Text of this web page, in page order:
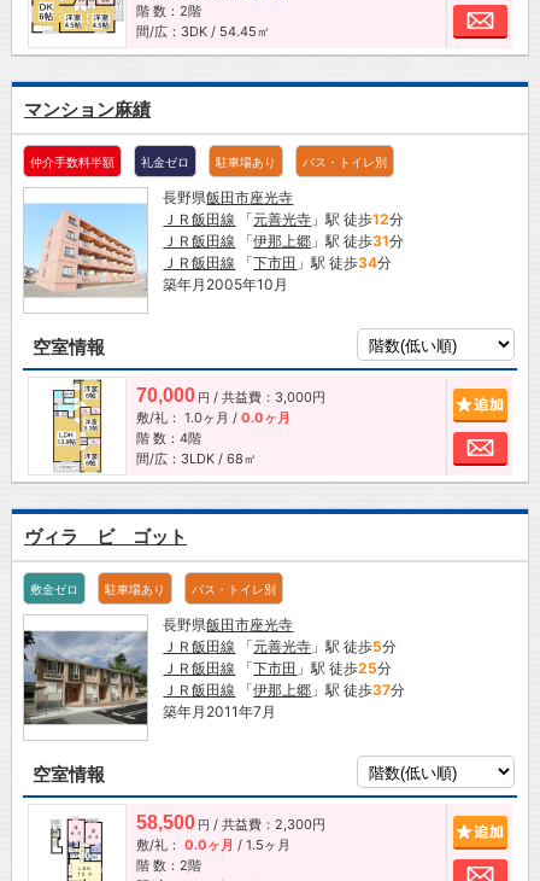
階 数：2階
間/広：3DK / 54.45㎡
お
マンション麻績
仲介手数料半額 礼金ゼロ 駐車場あり バス・トイレ別
長野県飯田市座光寺
ＪＲ飯田線 「元善光寺 」駅 徒歩12分
ＪＲ飯田線 「伊那上郷 」駅 徒歩31分
ＪＲ飯田線 「下市田 」駅 徒歩34分
築年月2005年10月
空室情報
70,000 円 / 共益費：3,000円
敷/礼： 1.0ヶ月 / 0.0ヶ月
階 数：4階
間/広：3LDK / 68㎡
お
ヴィラ ビ ゴット
敷金ゼロ 駐車場あり バス・トイレ別
長野県飯田市座光寺
ＪＲ飯田線 「元善光寺 」駅 徒歩5分
ＪＲ飯田線 「下市田 」駅 徒歩25分
ＪＲ飯田線 「伊那上郷 」駅 徒歩37分
築年月2011年7月
空室情報
58,500 円 / 共益費：2,300円
敷/礼： 0.0ヶ月 / 1.5ヶ月
階 数：2階
追加
お